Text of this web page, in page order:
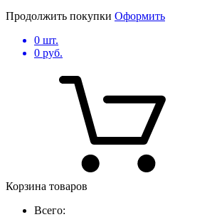
Продолжить покупки Оформить
0 шт.
0 руб.
Корзина товаров
Всего: